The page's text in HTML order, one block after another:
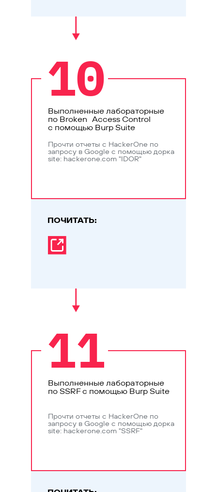
10
Выполненные лабораторные
по Broken Access Control
с помощью Burp Suite
ПОЧИТАТЬ:
Прочти отчеты с HackerOne по
запросу в Google с помощью дорка
site: hackerone.com "IDOR"
11
Выполненные лабораторные
по SSRF с помощью Burp Suite
Прочти отчеты с HackerOne по
запросу в Google с помощью дорка
site: hackerone.com "SSRF"